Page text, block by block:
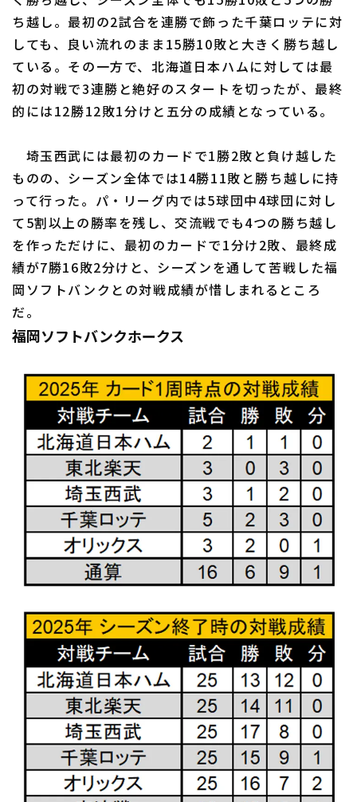
ち越し。最初の2試合を連勝で飾った千葉ロッテに対
しても、良い流れのまま15勝10敗と大きく勝ち越し
ている。その一方で、北海道日本ハムに対しては最
初の対戦で3連勝と絶好のスタートを切ったが、最終
的には12勝12敗1分けと五分の成績となっている。
埼玉西武には最初のカードで1勝2敗と負け越した
ものの、シーズン全体では14勝11敗と勝ち越しに持
って行った。パ・リーグ内では5球団中4球団に対し
て5割以上の勝率を残し、交流戦でも4つの勝ち越し
を作っただけに、最初のカードで1分け2敗、最終成
績が7勝16敗2分けと、シーズンを通して苦戦した福
岡ソフトバンクとの対戦成績が惜しまれるところ
だ。
福岡ソフトバンクホークス